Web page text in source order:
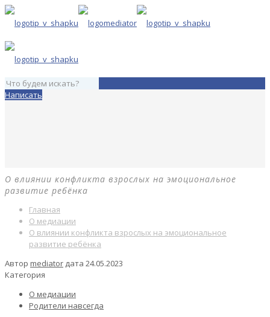
Написать
О влиянии конфликта взрослых на эмоциональное
развитие ребёнка
Главная
О медиации
О влиянии конфликта взрослых на эмоциональное
развитие ребёнка
Автор mediator дата 24.05.2023
Категория
О медиации
Родители навсегда